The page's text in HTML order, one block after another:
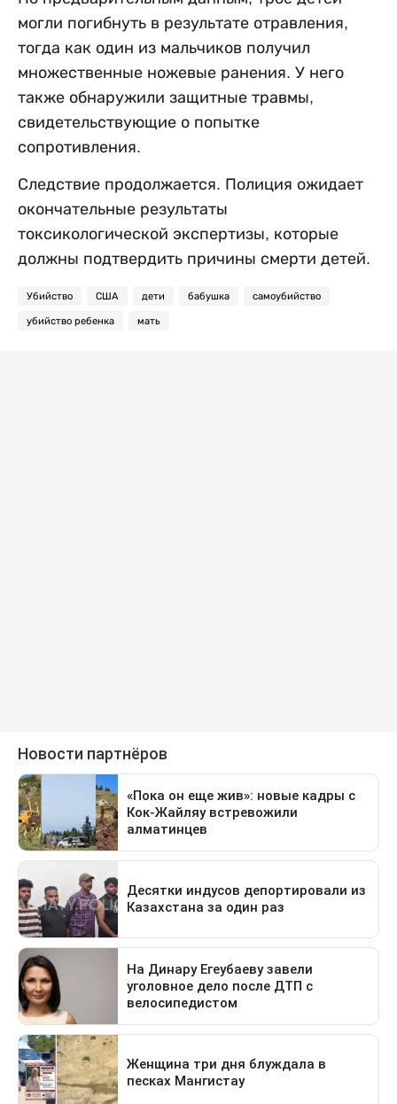
могли погибнуть в результате отравления,
тогда как один из мальчиков получил
множественные ножевые ранения. У него
также обнаружили защитные травмы,
свидетельствующие о попытке
сопротивления.
Следствие продолжается. Полиция ожидает
окончательные результаты
токсикологической экспертизы, которые
должны подтвердить причины смерти детей.
Убийство США дети бабушка самоубийство
убийство ребенка мать